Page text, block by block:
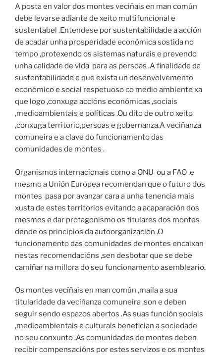
A posta en valor dos montes veciñais en man común
debe levarse adiante de xeito multifuncional e
sustentabel .Entendese por sustentabilidade a acción
de acadar unha prosperidade económica sostida no
tempo ,protexendo os sistemas naturais e prevendo
unha calidade de vida para as persoas .A finalidade da
sustentabilidade e que exista un desenvolvemento
económico e social respetuoso co medio ambiente xa
que logo ,conxuga accións económicas ,sociais
,medioambientais e políticas .Ou dito de outro xeito
,conxuga territorio,persoas e gobernanza.A veciñanza
comuneira e a clave do funcionamento das
comunidades de montes .
Organismos internacionais como a ONU ou a FAO ,e
mesmo a Unión Europea recomendan que o futuro dos
montes pasa por avanzar cara a unha tenencia mais
xusta de estes territorios evitando a acaparación dos
mesmos e dar protagonismo os titulares dos montes
dende os principios da autoorganización .O
funcionamento das comunidades de montes encaixan
nestas recomendacións ,sen desbotar que se debe
camiñar na millora do seu funcionamento asembleario.
Os montes vecíñais en man común ,maila a sua
titularidade da veciñanza comuneira ,son e deben
seguir sendo espazos abertos .As suas función sociais
,medioambientais e culturais benefician a sociedade
no seu conxunto .As comunidades de montes deben
recibir compensacións por estes servizos e os montes